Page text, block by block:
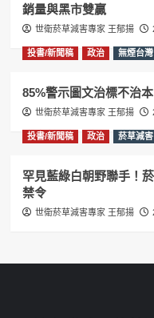
銷量與黑市雙贏
世衛菸草減害專家 王郁揚
投書/新聞稿 政治 無煙台灣
85%警示圖文治標不治
世衛菸草減害專家 王郁揚
投書/新聞稿 政治 菸草減害
罕見藍綠白朝野聯手！
禁令
世衛菸草減害專家 王郁揚